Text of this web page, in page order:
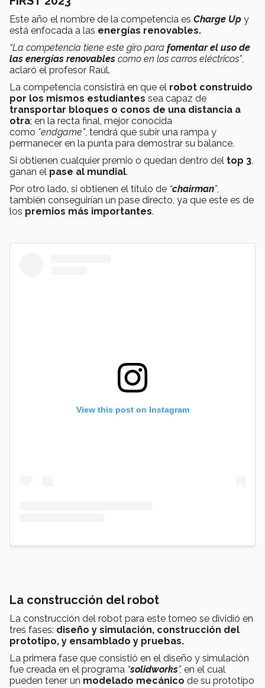
Este año el nombre de la competencia es Charge Up y
está enfocada a las energías renovables.
“La competencia tiene este giro para fomentar el uso de
las energías renovables como en los carros eléctricos”,
aclaró el profesor Raúl.
La competencia consistirá en que el robot construido
por los mismos estudiantes sea capaz de
transportar bloques o conos de una distancia a
otra; en la recta final, mejor conocida
como "endgame”, tendrá que subir una rampa y
permanecer en la punta para demostrar su balance.
Si obtienen cualquier premio o quedan dentro del top 3,
ganan el pase al mundial.
Por otro lado, si obtienen el título de “chairman”,
también conseguirían un pase directo, ya que este es de
los premios más importantes.
View this post on Instagram
La construcción del robot
La construcción del robot para este torneo se dividió en
tres fases: diseño y simulación, construcción del
prototipo, y ensamblado y pruebas.
La primera fase que consistió en el diseño y simulación
fue creada en el programa “solidworks”, en el cual
pueden tener un modelado mecánico de su prototipo